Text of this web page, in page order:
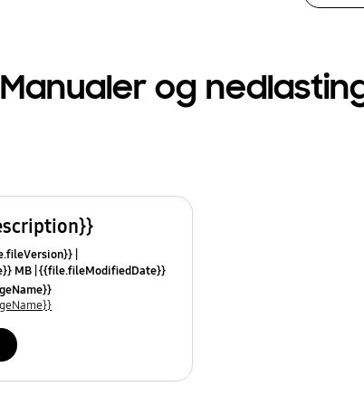
Manualer og
MB {{file.fileModifiedDate}}